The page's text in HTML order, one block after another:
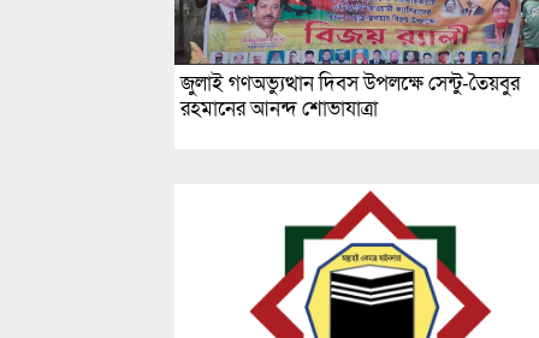
জুলাই গণঅভ্যুত্থান দিবস উপলক্ষে সেন্টু-তৈয়বুর
রহমানের আনন্দ শোভাযাত্রা